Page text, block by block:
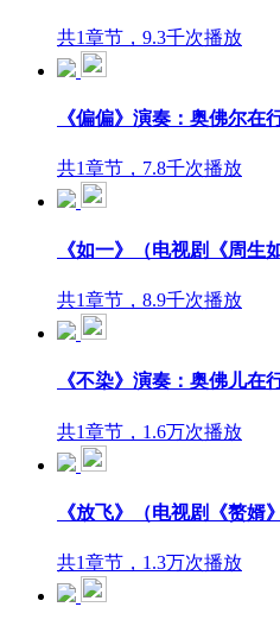
共1章节，9.3千次播放
《偏偏》演奏：奥佛尔在
共1章节，7.8千次播放
《如一》（电视剧《周生
共1章节，8.9千次播放
《不染》演奏：奥佛儿在
共1章节，1.6万次播放
《放飞》（电视剧《赘婿
共1章节，1.3万次播放